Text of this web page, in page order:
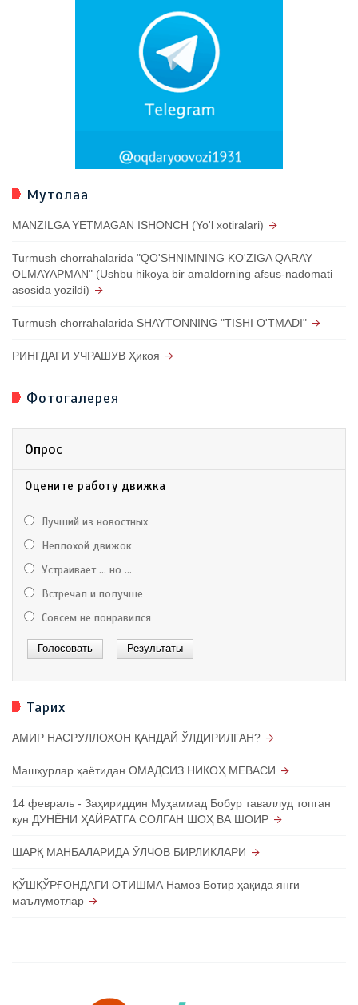
Мутолаа
MANZILGA YETMAGAN ISHONCH (Yo'l xotiralari)
Turmush chorrahalarida "QO'SHNIMNING KO'ZIGA QARAY
OLMAYAPMAN" (Ushbu hikoya bir amaldorning afsus-nadomati
asosida yozildi)
Turmush chorrahalarida SHAYTONNING "TISHI O'TMADI"
РИНГДАГИ УЧРАШУВ Ҳикоя
Фотогалерея
Опрос
Оцените работу движка
Лучший из новостных
Неплохой движок
Устраивает ... но ...
Встречал и получше
Совсем не понравился
Тарих
АМИР НАСРУЛЛОХОН ҚАНДАЙ ЎЛДИРИЛГАН?
Машҳурлар ҳаётидан ОМАДСИЗ НИКОҲ МЕВАСИ
14 февраль - Заҳириддин Муҳаммад Бобур таваллуд топган
кун ДУНЁНИ ҲАЙРАТГА СОЛГАН ШОҲ ВА ШОИР
ШАРҚ МАНБАЛАРИДА ЎЛЧОВ БИРЛИКЛАРИ
ҚЎШҚЎРҒОНДАГИ ОТИШМА Намоз Ботир ҳақида янги
маълумотлар